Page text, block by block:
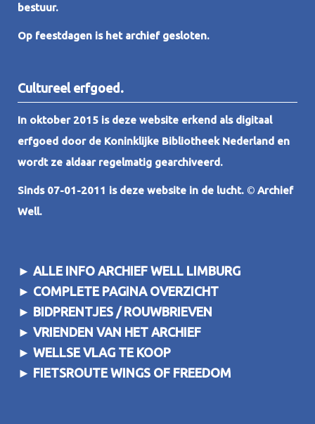
bestuur.
Op feestdagen is het archief gesloten.
Cultureel erfgoed.
In oktober 2015 is deze website erkend als digitaal
erfgoed door de Koninklijke Bibliotheek Nederland en
wordt ze aldaar regelmatig gearchiveerd.
Sinds 07-01-2011 is deze website in de lucht. © Archief
Well.
► ALLE INFO ARCHIEF WELL LIMBURG
► COMPLETE PAGINA OVERZICHT
► BIDPRENTJES / ROUWBRIEVEN
► VRIENDEN VAN HET ARCHIEF
► WELLSE VLAG TE KOOP
► FIETSROUTE WINGS OF FREEDOM